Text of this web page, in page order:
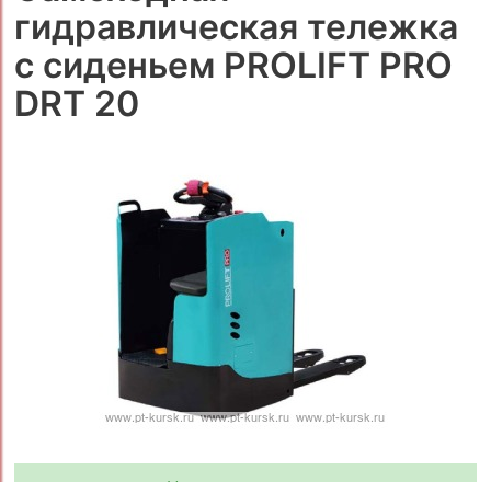
гидравлическая тележка
с сиденьем PROLIFT PRO
DRT 20